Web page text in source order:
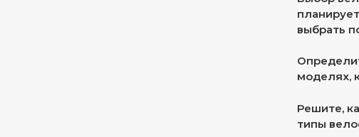
выбрать
моделях,
Решите,
типы